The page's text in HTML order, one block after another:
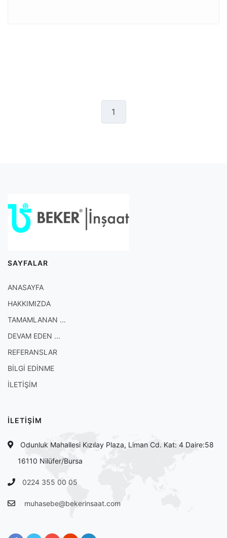
1
SAYFALAR
ANASAYFA
HAKKIMIZDA
TAMAMLANAN ...
DEVAM EDEN ...
REFERANSLAR
BİLGİ EDİNME
İLETİŞİM
İLETİŞİM
Odunluk Mahallesi Kızılay Plaza, Liman Cd. Kat: 4 Daire:58
16110 Nilüfer/Bursa
0224 355 00 05
muhasebe@bekerinsaat.com